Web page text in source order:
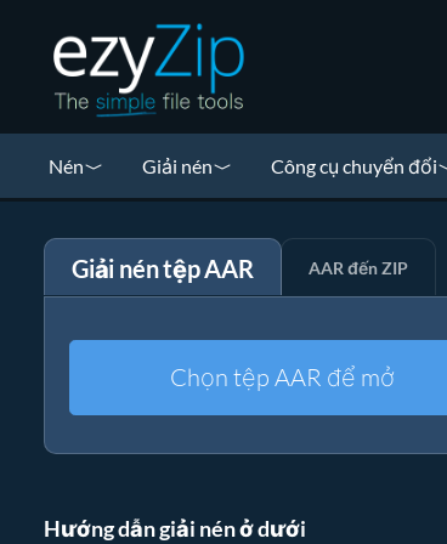
Nén Giải nén Công cụ chuyển đổi
Giải nén tệp AAR AAR đến ZIP
Chọn tệp AAR để mở
Hướng dẫn giải nén ở dưới